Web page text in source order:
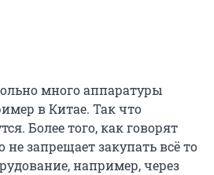
много аппаратуры
в Китае. Так что
Более того, как говорят
запрещает закупать всё то
например, через